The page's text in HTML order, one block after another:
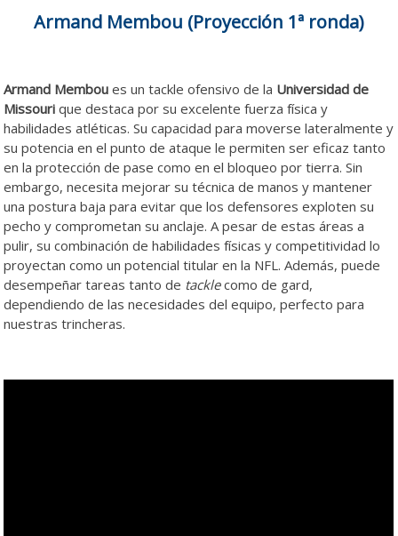
Armand Membou (Proyección 1ª ronda)
Armand Membou es un tackle ofensivo de la Universidad de
Missouri que destaca por su excelente fuerza física y
habilidades atléticas. Su capacidad para moverse lateralmente y
su potencia en el punto de ataque le permiten ser eficaz tanto
en la protección de pase como en el bloqueo por tierra. Sin
embargo, necesita mejorar su técnica de manos y mantener
una postura baja para evitar que los defensores exploten su
pecho y comprometan su anclaje. A pesar de estas áreas a
pulir, su combinación de habilidades físicas y competitividad lo
proyectan como un potencial titular en la NFL. Además, puede
desempeñar tareas tanto de tacklecomo de gard,
dependiendo de las necesidades del equipo, perfecto para
nuestras trincheras.